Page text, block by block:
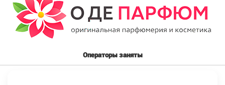
Операторы заняты